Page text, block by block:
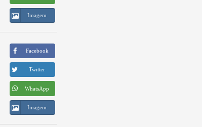
Imagem
Facebook
Twitter
WhatsApp
Imagem